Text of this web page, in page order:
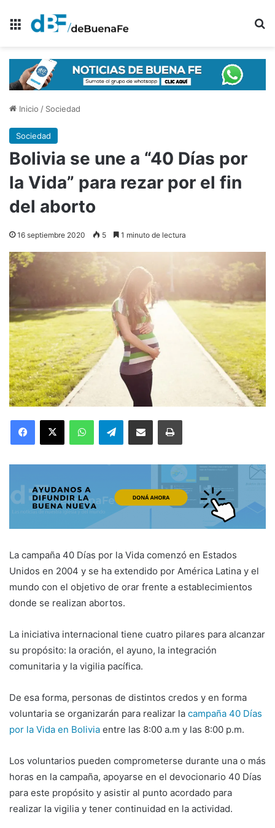
Menú
Inicio / Sociedad
Sociedad
Bolivia se une a “40 Días por
la Vida” para rezar por el fin
del aborto
16 septiembre 2020 5 1 minuto de lectura
Telegram
La campaña 40 Días por la Vida comenzó en Estados
Unidos en 2004 y se ha extendido por América Latina y el
mundo con el objetivo de orar frente a establecimientos
donde se realizan abortos.
La iniciativa internacional tiene cuatro pilares para alcanzar
su propósito: la oración, el ayuno, la integración
comunitaria y la vigilia pacífica.
De esa forma, personas de distintos credos y en forma
voluntaria se organizarán para realizar la campaña 40 Días
por la Vida en Bolivia entre las 8:00 a.m y las 8:00 p.m.
Los voluntarios pueden comprometerse durante una o más
horas en la campaña, apoyarse en el devocionario 40 Días
para este propósito y asistir al punto acordado para
realizar la vigilia y tener continuidad en la actividad.